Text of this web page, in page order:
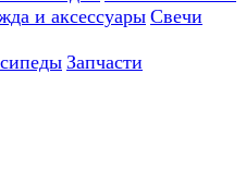
и аксессуарыСвечи
Запчасти